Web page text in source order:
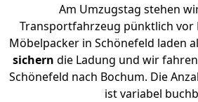
Am Umzugstag stehen
Transportfahrzeug pünktlich vor
Möbelpacker in Schönefeld laden
sichern die Ladung und wir
Schönefeld nach Bochum. Die
ist variabel